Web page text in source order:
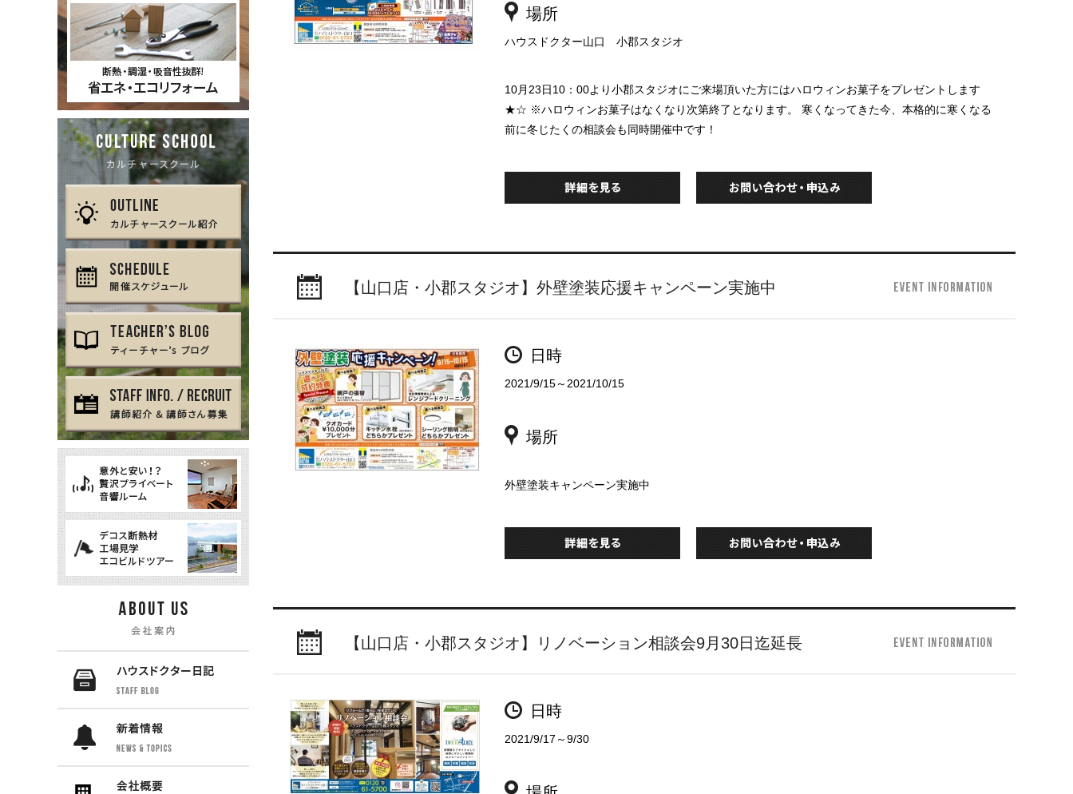
場所
ハウスドクター山口 小郡スタジオ
10月23日10：00より小郡スタジオにご来場頂いた方にはハロウィンお菓子をプレゼントします
★☆ ※ハロウィンお菓子はなくなり次第終了となります。 寒くなってきた今、本格的に寒くなる
前に冬じたくの相談会も同時開催中です！
【山口店・小郡スタジオ】外壁塗装応援キャンペーン実施中
日時
2021/9/15～2021/10/15
場所
外壁塗装キャンペーン実施中
【山口店・小郡スタジオ】リノベーション相談会9月30日迄延長
日時
2021/9/17～9/30